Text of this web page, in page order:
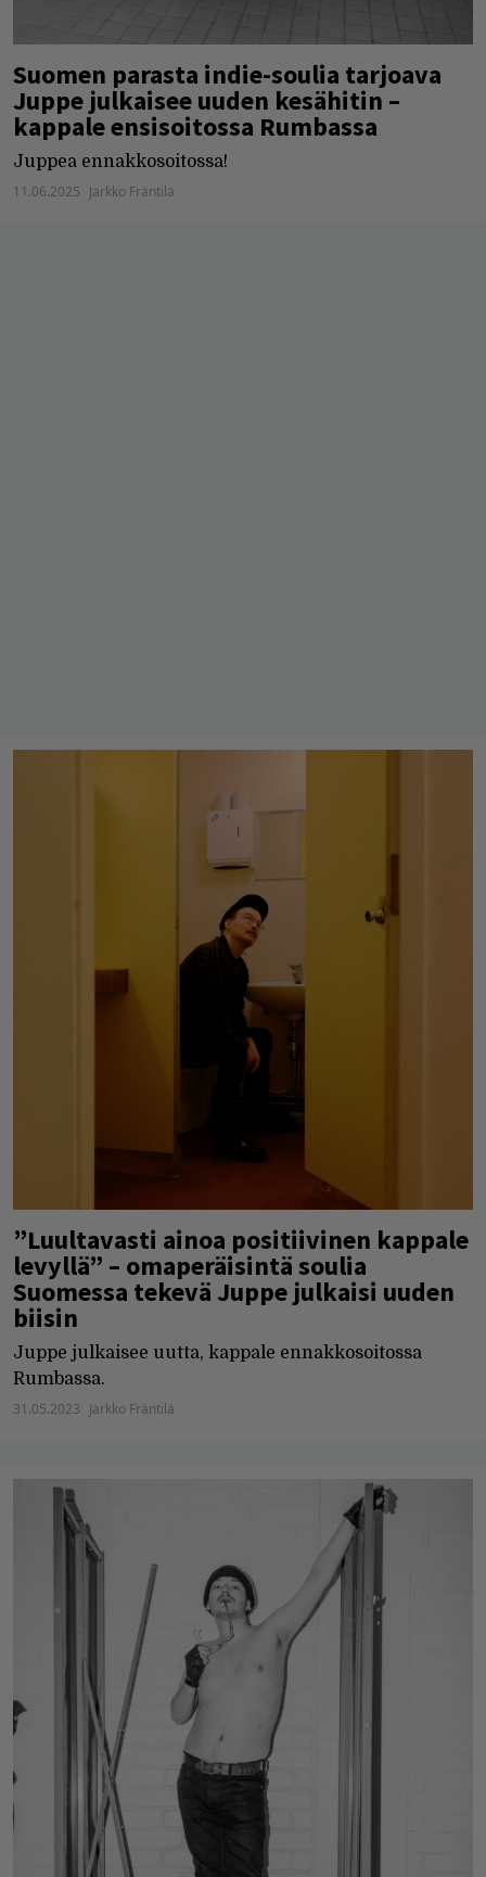
Suomen parasta indie-soulia tarjoava
Juppe julkaisee uuden kesähitin –
kappale ensisoitossa Rumbassa
Juppea ennakkosoitossa!
11.06.2025 Jarkko Fräntilä
”Luultavasti ainoa positiivinen kappale
levyllä” – omaperäisintä soulia
Suomessa tekevä Juppe julkaisi uuden
biisin
Juppe julkaisee uutta, kappale ennakkosoitossa
Rumbassa.
31.05.2023 Jarkko Fräntilä